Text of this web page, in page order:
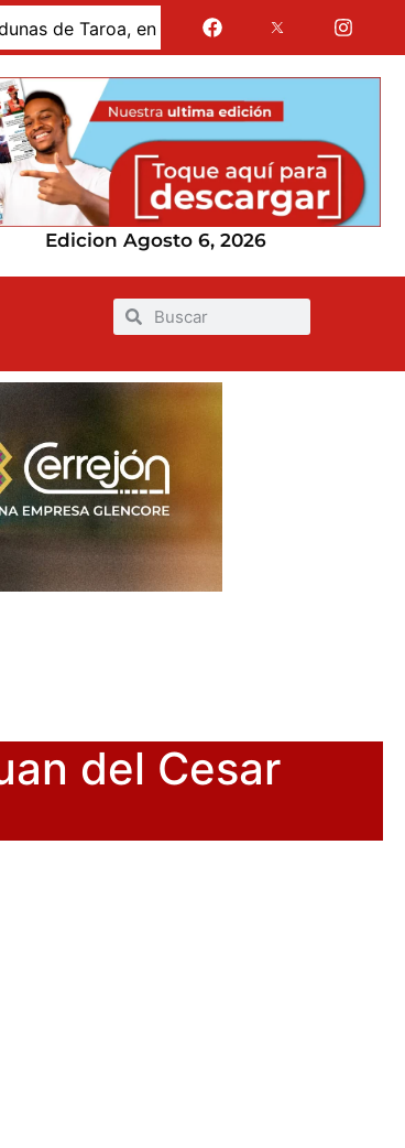
Taroa, en la Alta Guajira Gases de La
Edicion Agosto 6, 2026
del Cesar